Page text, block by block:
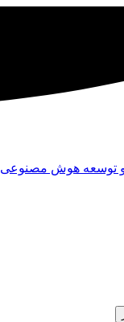
و توسعه هوش مصنوعی